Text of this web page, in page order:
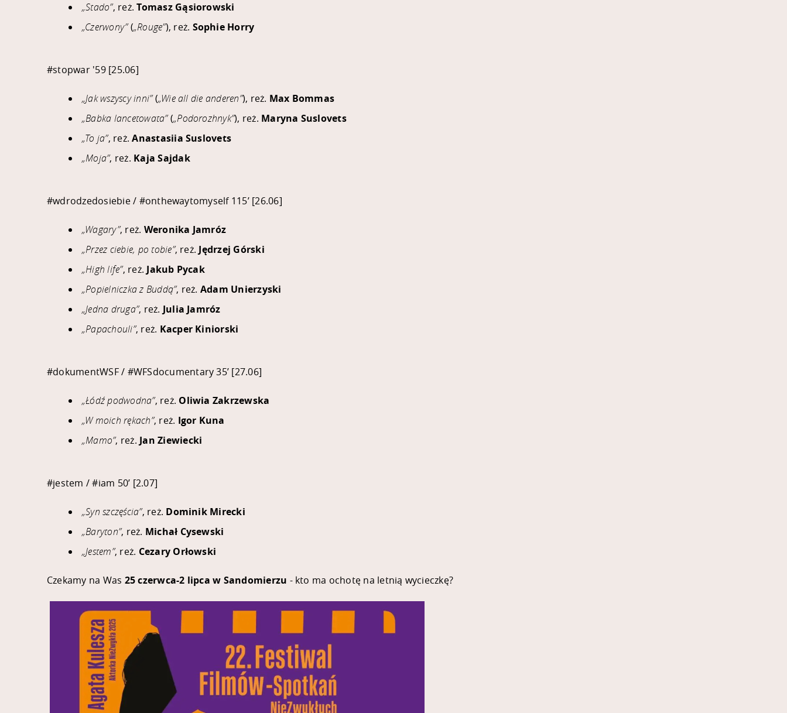
„Stado”, reż.Tomasz Gąsiorowski
„Czerwony”(„Rouge”), reż. Sophie Horry
#stopwar'59 [25.06]
„Jak wszyscy inni”(„Wie all die anderen”), reż. Max Bommas
„Babka lancetowata”(„Podorozhnyk”), reż. Maryna Suslovets
„To ja”, reż.Anastasiia Suslovets
„Moja”, reż. Kaja Sajdak
#wdrodzedosiebie/ #onthewaytomyself115’ [26.06]
„Wagary”, reż. Weronika Jamróz
„Przez ciebie, po tobie”, reż. Jędrzej Górski
„High life”, reż. Jakub Pycak
„Popielniczka z Buddą”, reż. Adam Unierzyski
„Jedna druga”, reż. Julia Jamróz
„Papachouli”, reż. Kacper Kiniorski
#dokumentWSF/ #WFSdocumentary35’ [27.06]
„Łódź podwodna”, reż. Oliwia Zakrzewska
„W moich rękach”, reż. Igor Kuna
„Mamo”, reż. Jan Ziewiecki
#jestem /#iam 50’ [2.07]
„Syn szczęścia”, reż. Dominik Mirecki
„Baryton”, reż. Michał Cysewski
„Jestem”, reż. Cezary Orłowski
Czekamy na Was 25 czerwca-2 lipca w Sandomierzu - kto ma ochotę na letnią wycieczkę?